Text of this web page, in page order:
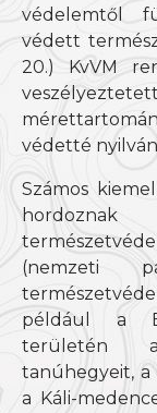
védelemtől
védett
20.) KvVM
védetté
Számos
(nemzeti
például a
területén a
tanúhegyeit, a
a Káli-